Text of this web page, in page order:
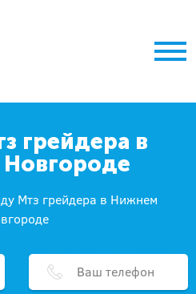
грейдера в
Мтз грейдера в Нижнем